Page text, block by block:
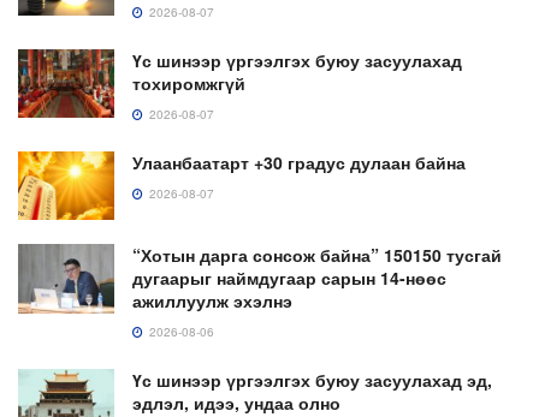
2026-08-07
Үс шинээр үргээлгэх буюу засуулахад
тохиромжгүй
2026-08-07
Улаанбаатарт +30 градус дулаан байна
2026-08-07
“Хотын дарга сонсож байна” 150150 тусгай
дугаарыг наймдугаар сарын 14-нөөс
ажиллуулж эхэлнэ
2026-08-06
Үс шинээр үргээлгэх буюу засуулахад эд,
эдлэл, идээ, ундаа олно